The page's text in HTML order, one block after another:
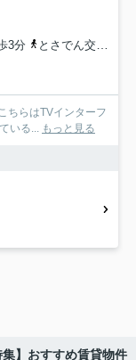
3分
とさでん交通桟橋線「桟橋通四丁目」駅 徒歩5分
ちらはTVインターフ
いる... もっと見る
集】おすすめ賃貸物件